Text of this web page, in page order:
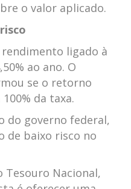
o valor aplicado.
ligado à
ao ano. O
se o retorno
da taxa.
do governo federal,
de baixo risco no
Tesouro Nacional,